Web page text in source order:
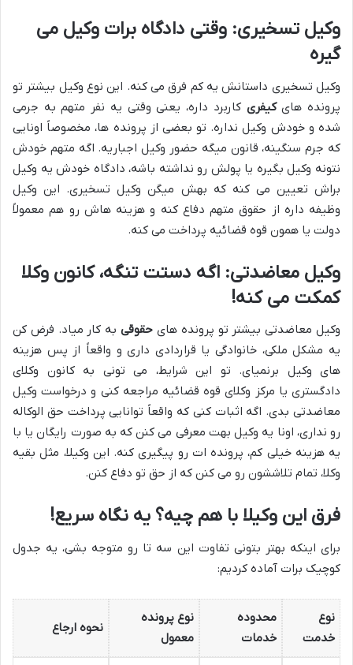
وکیل تسخیری: وقتی دادگاه برات وکیل می
گیره
وکیل تسخیری داستانش یه کم فرق می کنه. این نوع وکیل بیشتر تو
پرونده هایکیفری کاربرد داره، یعنی وقتی یه نفر متهم به جرمی
شده و خودش وکیل نداره. تو بعضی از پرونده ها، مخصوصاً اونایی
که جرم سنگینه، قانون میگه حضور وکیل اجباریه. اگه متهم خودش
نتونه وکیل بگیره یا پولش رو نداشته باشه، دادگاه خودش یه وکیل
براش تعیین می کنه که بهش میگن وکیل تسخیری. این وکیل
وظیفه داره از حقوق متهم دفاع کنه و هزینه هاش رو هم معمولاً
دولت یا همون قوه قضائیه پرداخت می کنه.
وکیل معاضدتی: اگه دستت تنگه، کانون وکلا
کمکت می کنه!
وکیل معاضدتی بیشتر تو پرونده های حقوقیبه کار میاد. فرض کن
یه مشکل ملکی، خانوادگی یا قراردادی داری و واقعاً از پس هزینه
های وکیل برنمیای. تو این شرایط، می تونی به کانون وکلای
دادگستری یا مرکز وکلای قوه قضائیه مراجعه کنی و درخواست وکیل
معاضدتی بدی. اگه اثبات کنی که واقعاً توانایی پرداخت حق الوکاله
رو نداری، اونا یه وکیل بهت معرفی می کنن که به صورت رایگان یا با
یه هزینه خیلی کم، پرونده ات رو پیگیری کنه. این وکیلا، مثل بقیه
وکلا، تمام تلاششون رو می کنن که از حق تو دفاع کنن.
فرق این وکیلا با هم چیه؟ یه نگاه سریع!
برای اینکه بهتر بتونی تفاوت این سه تا رو متوجه بشی، یه جدول
کوچیک برات آماده کردیم:
نوع
خدمت
محدوده
خدمات
نوع پرونده
معمول
نحوه ارجاع